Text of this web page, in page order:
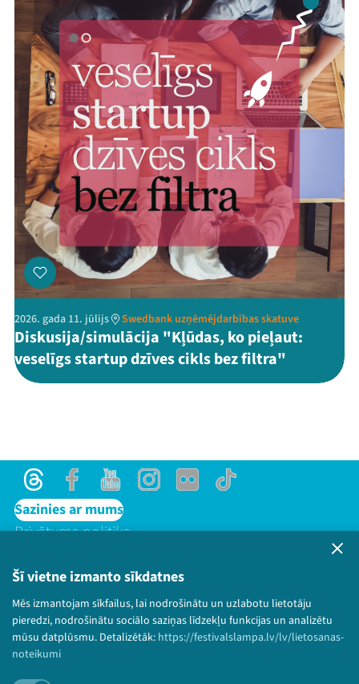
Šī vietne izmanto sīkdatnes
Mēs izmantojam sīkfailus, lai nodrošinātu un uzlabotu lietotāju
pieredzi, nodrošinātu sociālo saziņas līdzekļu funkcijas un analizētu
mūsu datplūsmu. Detalizētāk: https://festivalslampa.lv/lv/lietosanas-
noteikumi
2026. gada 11. jūlijs Swedbank uzņēmējdarbības skatuve
Diskusija/simulācija "Kļūdas, ko pieļaut:
veselīgs startup dzīves cikls bez filtra"
ThreadsFacebookYoutubeInstagram
Flick TikTok
Sazinies ar mums
Privātuma politika
Bērnu aizsardzības politika
© 2026 Sarunu festivāls LAMPA Visas tiesības
paturētas.